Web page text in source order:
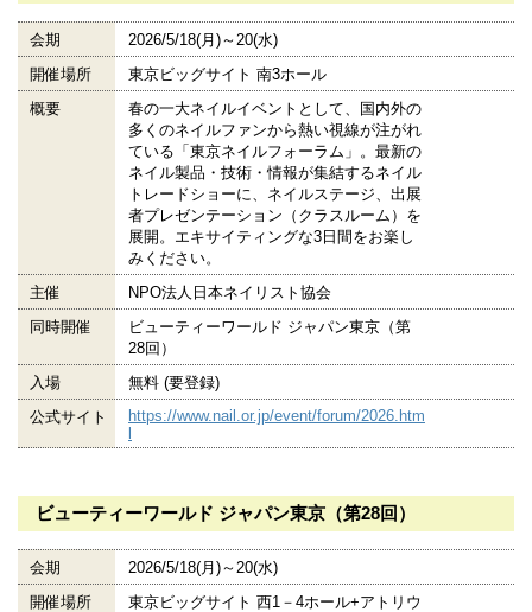
会期
2026/5/18(月)～20(水)
開催場所
東京ビッグサイト 南3ホール
概要
春の一大ネイルイベントとして、国内外の
多くのネイルファンから熱い視線が注がれ
ている「東京ネイルフォーラム」。最新の
ネイル製品・技術・情報が集結するネイル
トレードショーに、ネイルステージ、出展
者プレゼンテーション（クラスルーム）を
展開。エキサイティングな3日間をお楽し
みください。
主催
NPO法人日本ネイリスト協会
同時開催
ビューティーワールド ジャパン東京（第
28回）
入場
無料 (要登録)
公式サイト
https://www.nail.or.jp/event/forum/2026.htm
ビューティーワールド ジャパン東京（第28回）
会期
2026/5/18(月)～20(水)
開催場所
東京ビッグサイト 西1－4ホール+アトリウ